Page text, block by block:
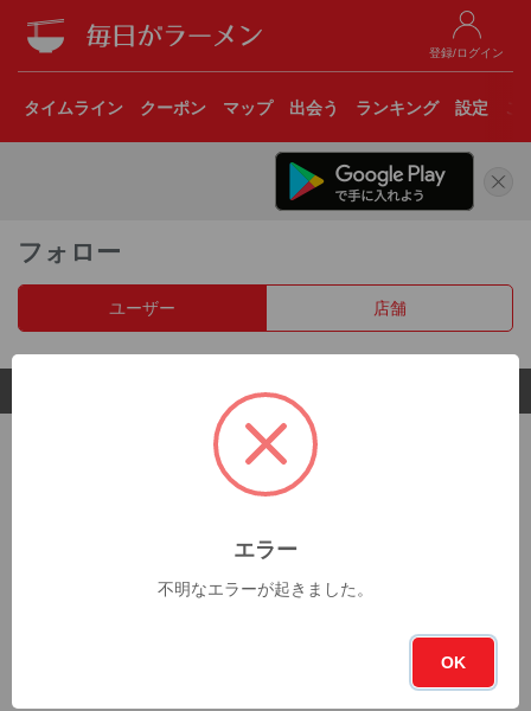
登録/ログイン
タイムライン クーポン マップ 出会う ランキング 設定
フォロー
ユーザー 店舗
© 2017 Clear Inc.
エラー
不明なエラーが起きました。
OK